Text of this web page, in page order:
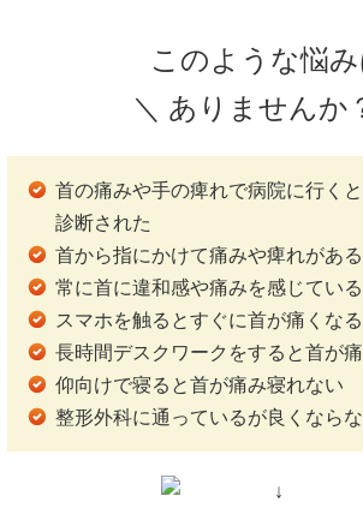
このような悩み
＼ ありませんか
首の痛みや手の痺れで病院に行く
診断された
首から指にかけて痛みや痺れがある
常に首に違和感や痛みを感じている
スマホを触るとすぐに首が痛くなる
長時間デスクワークをすると首が
仰向けで寝ると首が痛み寝れない
整形外科に通っているが良くなら